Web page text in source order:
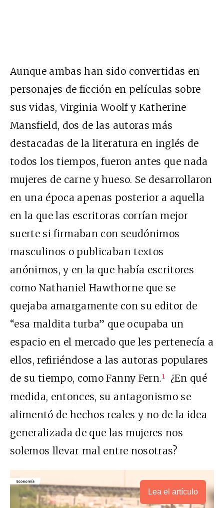
Aunque ambas han sido convertidas en
personajes de ficción en películas sobre
sus vidas, Virginia Woolf y Katherine
Mansfield, dos de las autoras más
destacadas de la literatura en inglés de
todos los tiempos, fueron antes que nada
mujeres de carne y hueso. Se desarrollaron
en una época apenas posterior a aquella
en la que las escritoras corrían mejor
suerte si firmaban con seudónimos
masculinos o publicaban textos
anónimos, y en la que había escritores
como Nathaniel Hawthorne que se
quejaba amargamente con su editor de
“esa maldita turba” que ocupaba un
espacio en el mercado que les pertenecía a
ellos, refiriéndose a las autoras populares
de su tiempo, como Fanny Fern.1
¿En qué
medida, entonces, su antagonismo se
alimentó de hechos reales y no de la idea
generalizada de que las mujeres nos
solemos llevar mal entre nosotras?
Lea el artículo